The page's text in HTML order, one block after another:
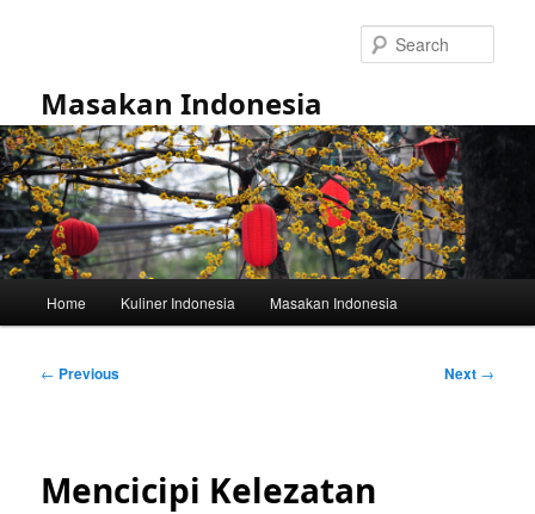
Masakan Indonesia
Home Kuliner Indonesia Masakan Indonesia
Post
← Previous Next →
Mencicipi Kelezatan